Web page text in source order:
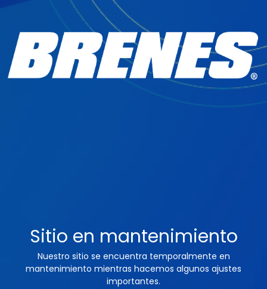
Sitio en mantenimiento
Nuestro sitio se encuentra temporalmente en
mantenimiento mientras hacemos algunos ajustes
importantes.